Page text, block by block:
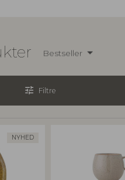
Bestseller
tune Filtre
NYHED